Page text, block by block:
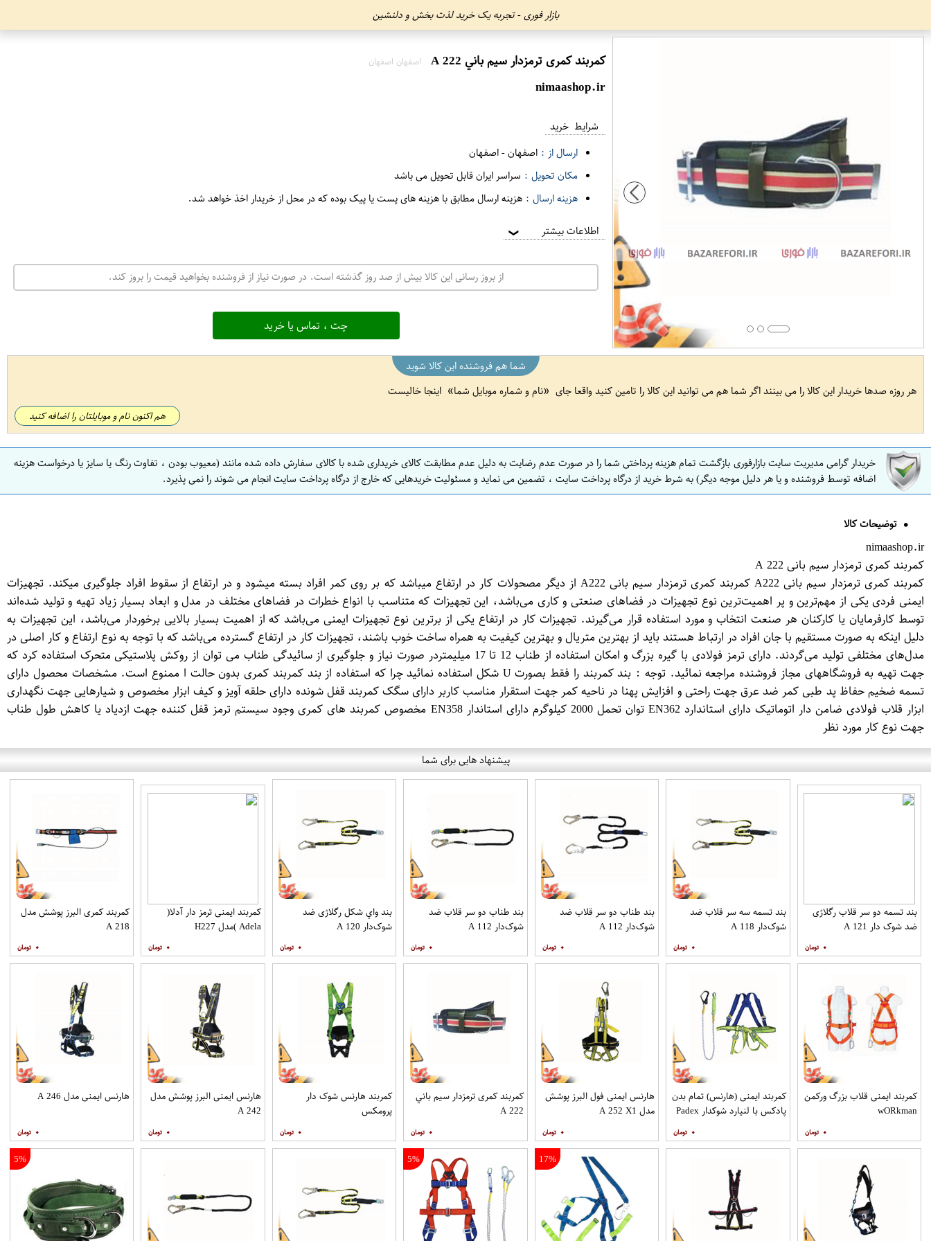
بازار فوری - تجربه یک خرید لذت بخش و دلنشین
کمربند کمری ترمزدار سيم باني A 222 اصفهان اصفهان
nimaashop.ir
شرایط خرید
ارسال از : اصفهان-اصفهان
مکان تحویل : سراسر ایران قابل تحویل می باشد
هزینه ارسال : هزینه ارسال مطابق با هزینه های پست یا پیک بوده که در محل از خریدار اخذ خواهد شد.
اطلاعات بیشتر ❯
از بروز رسانی این کالا بیش از صد روز گذشته است. در صورت نیاز از فروشنده بخواهید قیمت را بروز کند.
چت ، تماس یا خرید
شما هم فروشنده این کالا شوید
هر روزه صدها خریدار این کالا را می بینند اگر شما هم می توانید این کالا را تامین کنید واقعا جای
نام و شماره موبایل شما اینجا خالیست
هم اکنون نام و موبایلتان را اضافه کنید
خریدار گرامی مدیریت سایت بازارفوری بازگشت تمام هزینه پرداختی شما را در صورت عدم رضایت به دلیل عدم مطابقت کالای خریداری شده با کالای سفارش داده شده مانند (معیوب بودن ، تفاوت رنگ یا سایز یا درخواست هزینه
اضافه توسط فروشنده و یا هر دلیل موجه دیگر) به شرط خرید از درگاه پرداخت سایت ، تضمین می نماید و مسئولیت خریدهایی که خارج از درگاه پرداخت سایت انجام می شوند را نمی پذیرد.
توضیحات کالا
nimaashop.ir
کمربند کمری ترمزدار سیم بانی A 222
کمربند کمری ترمزدار سیم بانی A222 کمربند کمری ترمزدار سیم بانی A222 از دیگر مصحولات کار در ارتفاع میباشد که بر روی کمر افراد بسته میشود و در ارتفاع از سقوط افراد جلوگیری میکند. تجهیزات
ایمنی فردی یکی از مهم‌ترین و پر اهمیت‌ترین نوع تجهیزات در فضاهای صنعتی و کاری می‌باشد، این تجهیزات که متناسب با انواع خطرات در فضاهای مختلف در مدل و ابعاد بسیار زیاد تهیه و تولید شده‌اند
توسط کارفرمایان یا کارکنان هر صنعت انتخاب و مورد استفاده قرار می‌گیرند. تجهیزات کار در ارتفاع یکی از برترین نوع تجهیزات ایمنی می‌باشد که از اهمیت بسیار بالایی برخوردار می‌باشد، این تجهیزات به
دلیل اینکه به صورت مستقیم با جان افراد در ارتباط هستند باید از بهترین متریال و بهترین کیفیت به همراه ساخت خوب باشند، تجهیزات کار در ارتفاع گسترده می‌باشد که با توجه به نوع ارتفاع و کار اصلی در
مدل‌های مختلفی تولید می‌گردند. دارای ترمز فولادی با گیره بزرگ و امکان استفاده از طناب 12 تا 17 میلیمتردر صورت نیاز و جلوگیری از سائیدگی طناب می توان از روکش پلاستیکی متحرک استفاده کرد که
جهت تهیه به فروشگاههای مجاز فروشنده مراجعه نمائید. توجه : بند کمربند را فقط بصورت U شکل استفاده نمائید چرا که استفاده از بند کمربند کمری بدون حالت ا ممنوع است. مشخصات محصول دارای
تسمه ضخیم حفاظ پد طبی کمر ضد عرق جهت راحتی و افزایش پهنا در ناحیه کمر جهت استقرار مناسب کاربر دارای سگک کمربند قفل شونده دارای حلقه آویز و کیف ابزار مخصوص و شیارهایی جهت نگهداری
ابزار قلاب فولادی ضامن دار اتوماتیک دارای استاندارد EN362 توان تحمل 2000 کیلوگرم دارای استاندار EN358 مخصوص کمربند های کمری وجود سیستم ترمز قفل کننده جهت ازدیاد یا کاهش طول طناب
جهت نوع کار مورد نظر
پیشنهاد هایی برای شما
بند تسمه دو سر قلاب رگلاژی
ضد شوک دار A 121
۰
بند تسمه سه سر قلاب ضد
شوک‌دار A 118
۰
بند طناب دو سر قلاب ضد
شوک‌دار A 112
۰
بند طناب دو سر قلاب ضد
شوک‌دار A 112
۰
بند واي شكل رگلاژی ضد
شوک‌دار A 120
۰
کمربند ایمنی ترمز دار آدلا(
Adela )مدل H227
۰
کمربند کمری البرز پوشش مدل
A 218
۰
کمربند ایمنی قلاب بزرگ ورکمن
wO​Rkman
۰
کمربند ایمنی (هارنس) تمام بدن
پادکس با لنیارد شوکدار Padex
۰
هارنس ایمنی فول البرز پوشش
مدل A 252 X1
۰
کمربند کمری ترمزدار سيم باني
A 222
۰
کمربند هارنس شوک دار
پرومکس
۰
هارنس ایمنی البرز پوشش مدل
A 242
۰
هارنس ایمنی مدل A 246
۰
17%
5%
5%